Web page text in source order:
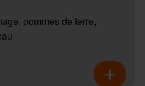
pommes de terre,